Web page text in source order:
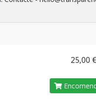
25,00 €